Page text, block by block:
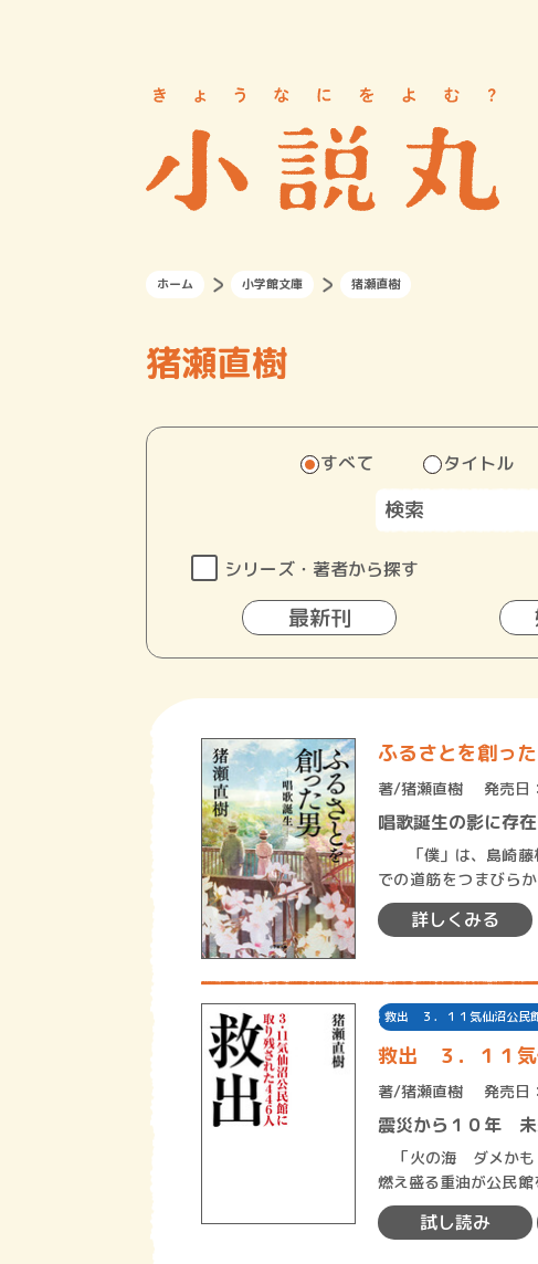
ホーム 小学館文庫 猪瀬直樹
猪瀬直樹
すべて タイトル
シリーズ・著者から探す
最新刊
ふるさとを創っ
著/猪瀬直樹 発売
唱歌誕生の影に存
「僕」は、島崎藤
での道筋をつまびら
は、『破戒』に登場
詳しくみる
救出 ３．１１気仙沼公民
救出 ３．１１気
著/猪瀬直樹 発売
震災から１０年 未
「火の海 ダメかも
燃え盛る重油が公民
の中のひとりの女性
試し読み